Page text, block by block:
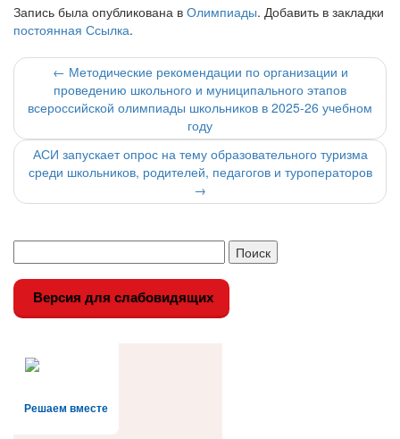
Запись была опубликована в Олимпиады. Добавить в закладки
постоянная Ссылка.
Навигация
по
записи
← Методические рекомендации по организации и
проведению школьного и муниципального этапов
всероссийской олимпиады школьников в 2025-26 учебном
году
АСИ запускает опрос на тему образовательного туризма
среди школьников, родителей, педагогов и туроператоров
→
Версия для слабовидящих
Решаем вместе